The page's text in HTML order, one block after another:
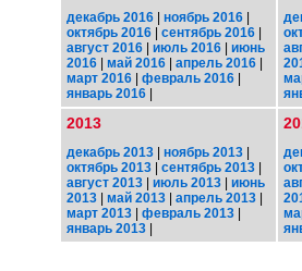
декабрь 2016 | ноябрь 2016 |
октябрь 2016 | сентябрь 2016 |
август 2016 | июль 2016 | июнь
2016 | май 2016 | апрель 2016 |
март 2016 | февраль 2016 |
январь 2016 |
2013
декабрь 2013 | ноябрь 2013 |
октябрь 2013 | сентябрь 2013 |
август 2013 | июль 2013 | июнь
2013 | май 2013 | апрель 2013 |
март 2013 | февраль 2013 |
январь 2013 |